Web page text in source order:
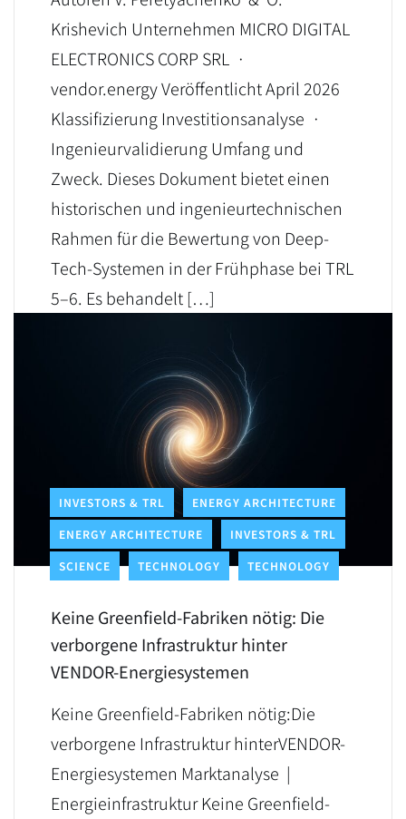
Krishevich Unternehmen MICRO DIGITAL
ELECTRONICS CORP SRL ·
vendor.energy Veröffentlicht April 2026
Klassifizierung Investitionsanalyse ·
Ingenieurvalidierung Umfang und
Zweck. Dieses Dokument bietet einen
historischen und ingenieurtechnischen
Rahmen für die Bewertung von Deep-
Tech-Systemen in der Frühphase bei TRL
5–6. Es behandelt […]
INVESTORS & TRL ENERGY ARCHITECTURE
ENERGY ARCHITECTURE INVESTORS & TRL
SCIENCE TECHNOLOGY TECHNOLOGY
Keine Greenfield-Fabriken nötig: Die
verborgene Infrastruktur hinter
VENDOR-Energiesystemen
Keine Greenfield-Fabriken nötig:Die
verborgene Infrastruktur hinterVENDOR-
Energiesystemen Marktanalyse |
Energieinfrastruktur Keine Greenfield-